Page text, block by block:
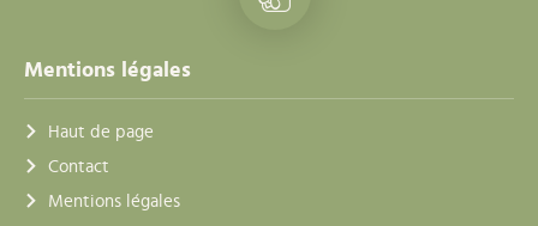
Mentions légales
Haut de page
Contact
Mentions légales